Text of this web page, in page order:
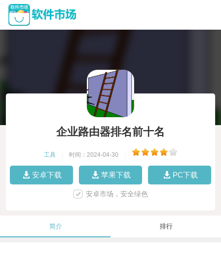
企业路由器排名前十名
工具 时间：2024-04-30
安卓下载 苹果下载 PC下载
安卓市场，安全绿色
简介 排行